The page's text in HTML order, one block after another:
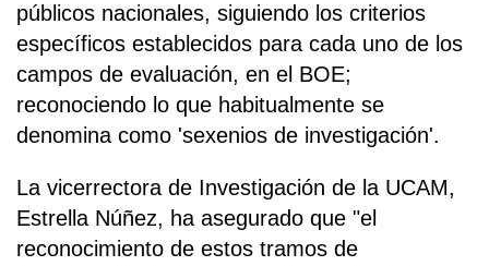
públicos nacionales, siguiendo los criterios
específicos establecidos para cada uno de los
campos de evaluación, en el BOE;
reconociendo lo que habitualmente se
denomina como 'sexenios de investigación'.
La vicerrectora de Investigación de la UCAM,
Estrella Núñez, ha asegurado que "el
reconocimiento de estos tramos de